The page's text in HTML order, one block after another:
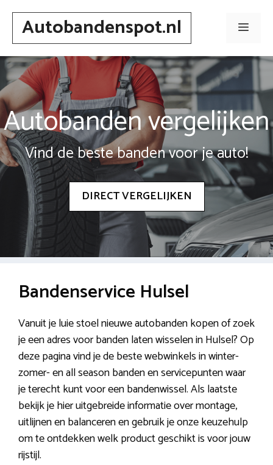
Spring
inhoudAutobandenspot.nl Menu
Autobanden vergelijken
Vind de beste banden voor je auto!
DIRECT VERGELIJKEN
Bandenservice Hulsel
Vanuit je luie stoel nieuwe autobanden kopen of zoek
je een adres voor banden laten wisselen in Hulsel? Op
deze pagina vind je de beste webwinkels in winter-
zomer- en all season banden en servicepunten waar
je terecht kunt voor een bandenwissel. Als laatste
bekijk je hier uitgebreide informatie over montage,
uitlijnen en balanceren en gebruik je onze keuzehulp
om te ontdekken welk product geschikt is voor jouw
rijstijl.